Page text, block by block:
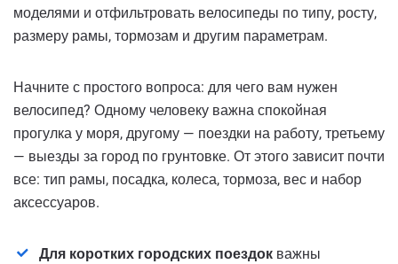
моделями и отфильтровать велосипеды по типу, росту,
размеру рамы, тормозам и другим параметрам.
Начните с простого вопроса: для чего вам нужен
велосипед? Одному человеку важна спокойная
прогулка у моря, другому — поездки на работу, третьему
— выезды за город по грунтовке. От этого зависит почти
все: тип рамы, посадка, колеса, тормоза, вес и набор
аксессуаров.
Для коротких городских поездок важны